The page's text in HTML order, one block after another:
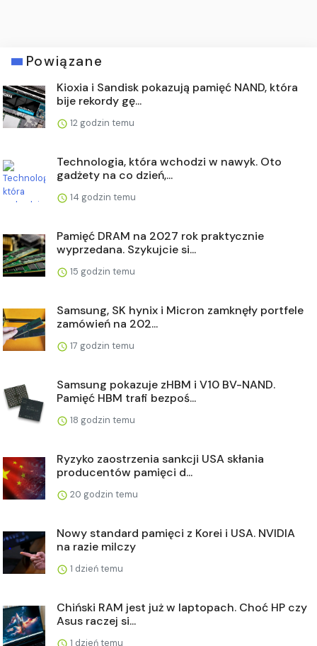
Powiązane
Kioxia i Sandisk pokazują pamięć NAND, która
bije rekordy gę...
12 godzin temu
Technologia, która wchodzi w nawyk. Oto
gadżety na co dzień,...
14 godzin temu
Pamięć DRAM na 2027 rok praktycznie
wyprzedana. Szykujcie si...
15 godzin temu
Samsung, SK hynix i Micron zamknęły portfele
zamówień na 202...
17 godzin temu
Samsung pokazuje zHBM i V10 BV-NAND.
Pamięć HBM trafi bezpoś...
18 godzin temu
Ryzyko zaostrzenia sankcji USA skłania
producentów pamięci d...
20 godzin temu
Nowy standard pamięci z Korei i USA. NVIDIA
na razie milczy
1 dzień temu
Chiński RAM jest już w laptopach. Choć HP czy
Asus raczej si...
1 dzień temu